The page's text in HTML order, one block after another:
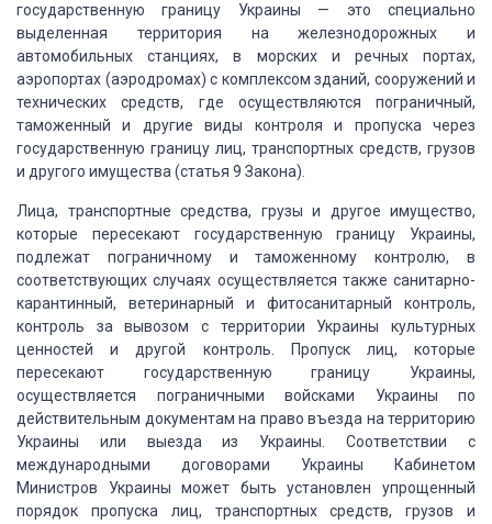
государственную границу Украины — это специально
выделенная территория на железнодорожных и
автомобильных станциях, в морских и речных портах,
аэропортах (аэродромах) с комплексом зданий, сооружений и
технических средств, где осуществляются пограничный,
таможенный и другие виды контроля и пропуска через
государственную границу лиц, транспортных средств, грузов
и другого имущества (статья 9 Закона).
Лица, транспортные средства, грузы и другое имущество,
которые пересекают государственную границу Украины,
подлежат пограничному и таможенному контролю, в
соответствующих случаях осуществляется также санитарно-
карантинный, ветеринарный и фитосанитарный контроль,
контроль за вывозом с территории Украины культурных
ценностей и другой контроль.
Пропуск лиц, которые
пересекают государственную границу Украины,
осуществляется пограничными войсками Украины по
действительным документам на право въезда на территорию
Украины или выезда из Украины.
Соответствии с
международными договорами Украины Кабинетом
Министров Украины может быть установлен упрощенный
порядок пропуска лиц, транспортных средств, грузов и